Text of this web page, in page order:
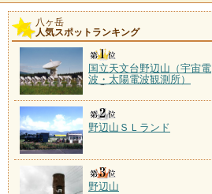
八ヶ岳
人気スポットランキング
国立天文台野辺山（宇宙電
波・太陽電波観測所）
野辺山ＳＬランド
野辺山